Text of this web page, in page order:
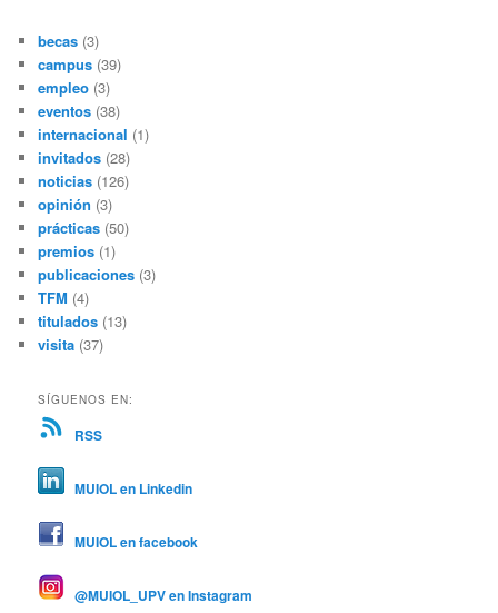
becas (3)
campus (39)
empleo (3)
eventos (38)
internacional (1)
invitados (28)
noticias (126)
opinión (3)
prácticas (50)
premios (1)
publicaciones (3)
TFM (4)
titulados (13)
visita (37)
SÍGUENOS EN:
RSS
MUIOL en Linkedin
MUIOL en facebook
@MUIOL_UPV en Instagram